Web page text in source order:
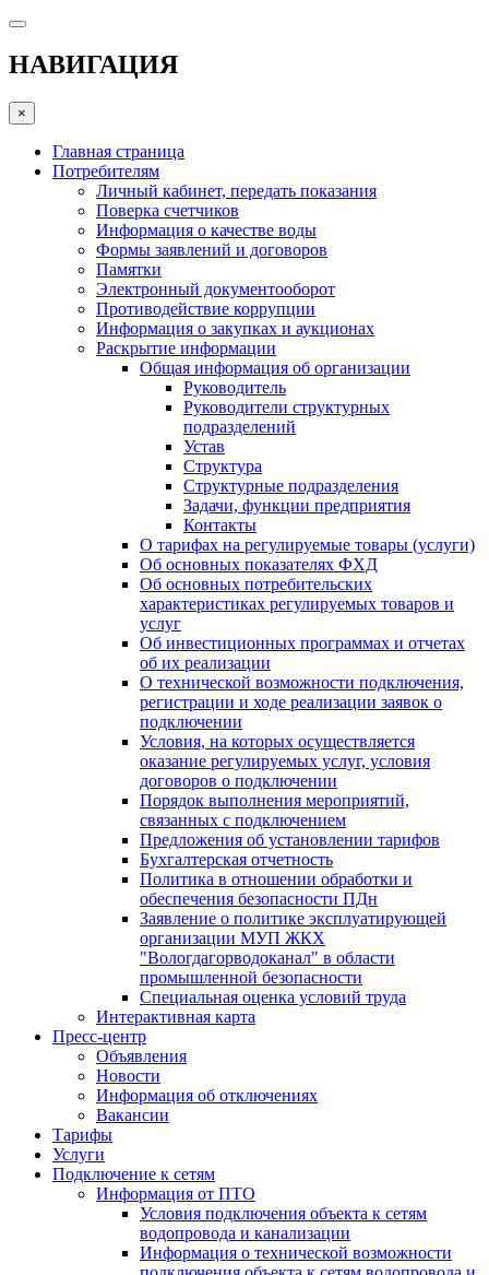
НАВИГАЦИЯ
×
Главная страница
Потребителям
Личный кабинет, передать показания
Поверка счетчиков
Информация о качестве воды
Формы заявлений и договоров
Памятки
Электронный документооборот
Противодействие коррупции
Информация о закупках и аукционах
Раскрытие информации
Общая информация об организации
Руководитель
Руководители структурных
подразделений
Устав
Структура
Структурные подразделения
Задачи, функции предприятия
Контакты
О тарифах на регулируемые товары (услуги)
Об основных показателях ФХД
Об основных потребительских
характеристиках регулируемых товаров и
услуг
Об инвестиционных программах и отчетах
об их реализации
О технической возможности подключения,
регистрации и ходе реализации заявок о
подключении
Условия, на которых осуществляется
оказание регулируемых услуг, условия
договоров о подключении
Порядок выполнения мероприятий,
связанных с подключением
Предложения об установлении тарифов
Бухгалтерская отчетность
Политика в отношении обработки и
обеспечения безопасности ПДн
Заявление о политике эксплуатирующей
организации МУП ЖКХ
"Вологдагорводоканал" в области
промышленной безопасности
Специальная оценка условий труда
Интерактивная карта
Пресс-центр
Объявления
Новости
Информация об отключениях
Вакансии
Тарифы
Услуги
Подключение к сетям
Информация от ПТО
Условия подключения объекта к сетям
водопровода и канализации
Информация о технической возможности